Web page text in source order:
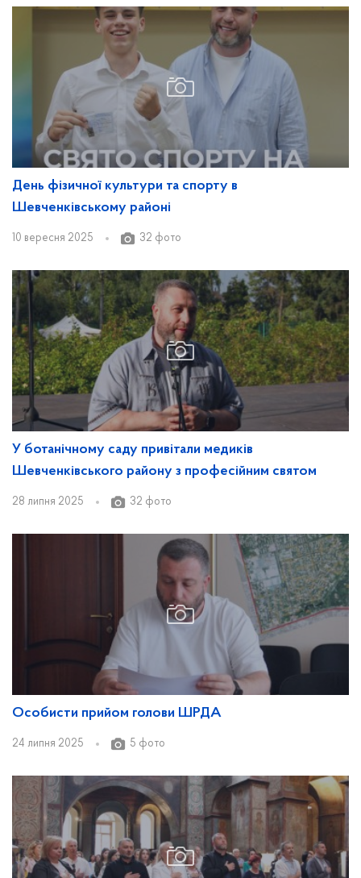
День фізичної культури та спорту в
Шевченківському районі
10 вересня 2025 32 фото
У ботанічному саду привітали медиків
Шевченківського району з професійним святом
28 липня 2025 32 фото
Особисти прийом голови ШРДА
24 липня 2025 5 фото